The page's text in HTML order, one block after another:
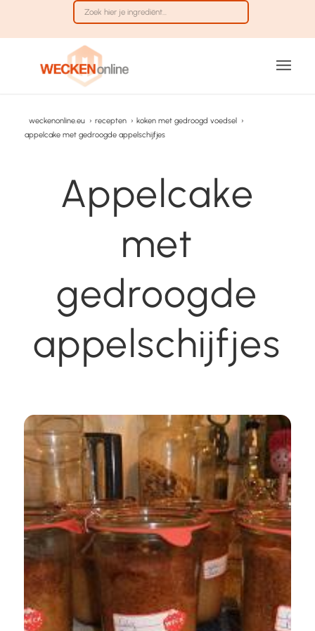
weckenonline.eu › recepten › koken met gedroogd voedsel ›
appelcake met gedroogde appelschijfjes
Appelcake
met
gedroogde
appelschijfjes